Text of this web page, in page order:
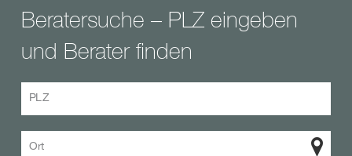
Beratersuche – PLZ eingeben
und Berater finden
PLZ
Ort